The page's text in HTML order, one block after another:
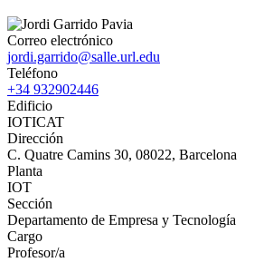
Correo electrónico
jordi.garrido@salle.url.edu
Teléfono
+34 932902446
Edificio
IOTICAT
Dirección
C. Quatre Camins 30, 08022, Barcelona
Planta
IOT
Sección
Departamento de Empresa y Tecnología
Cargo
Profesor/a